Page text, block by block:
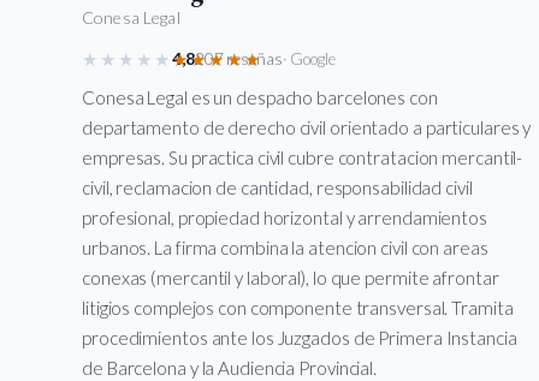
Conesa Legal
★★★★★★★★★★
4,8207 reseñas· Google
Conesa Legal es un despacho barcelones con
departamento de derecho civil orientado a particulares y
empresas. Su practica civil cubre contratacion mercantil-
civil, reclamacion de cantidad, responsabilidad civil
profesional, propiedad horizontal y arrendamientos
urbanos. La firma combina la atencion civil con areas
conexas (mercantil y laboral), lo que permite afrontar
litigios complejos con componente transversal. Tramita
procedimientos ante los Juzgados de Primera Instancia
de Barcelona y la Audiencia Provincial.